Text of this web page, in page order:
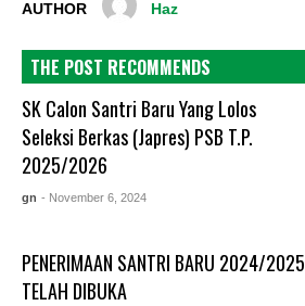
AUTHOR Haz
THE POST RECOMMENDS
SK Calon Santri Baru Yang Lolos
Seleksi Berkas (Japres) PSB T.P.
2025/2026
gn - November 6, 2024
PENERIMAAN SANTRI BARU 2024/2025
TELAH DIBUKA